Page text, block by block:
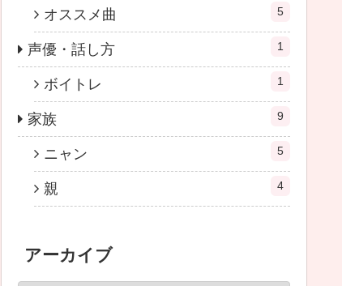
オススメ曲 5
声優・話し方 1
ボイトレ 1
家族 9
ニャン 5
親 4
アーカイブ